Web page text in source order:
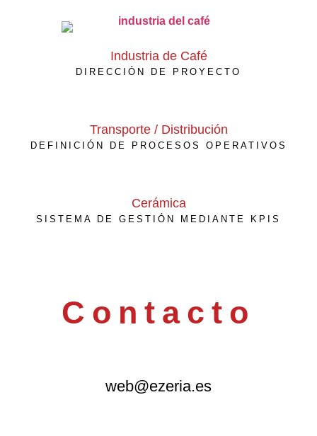
Industria de Café
DIRECCIÓN DE PROYECTO
Transporte / Distribución
DEFINICIÓN DE PROCESOS OPERATIVOS
Cerámica
SISTEMA DE GESTIÓN MEDIANTE KPIS
Contacto
web@ezeria.es